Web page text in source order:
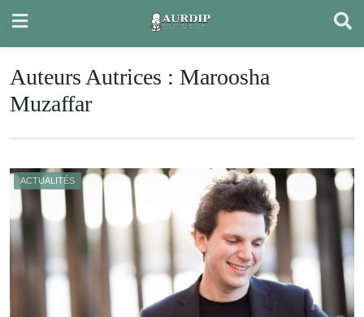
content
Auteurs Autrices : Maroosha
Muzaffar
ACTUALITÉS